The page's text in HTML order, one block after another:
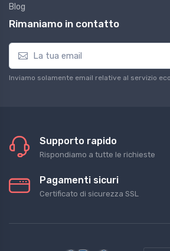
Blog
Rimaniamo in contatto
Inviamo solamente email relative al servizio
Supporto rapido
Rispondiamo a tutte le richieste
Pagamenti sicuri
Certificato di sicurezza SSL